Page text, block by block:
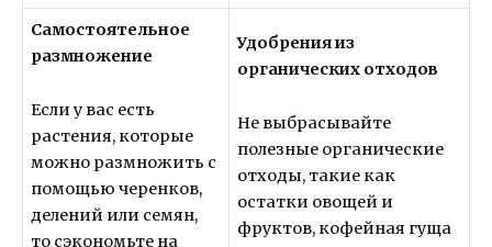
Самостоятельное
размножение
Если у вас есть
растения, которые
можно размножить с
помощью черенков,
делений или семян,
то сэкономьте на
Удобрения из
органических отходов
Не выбрасывайте
полезные органические
отходы, такие как
остатки овощей и
фруктов, кофейная гуща